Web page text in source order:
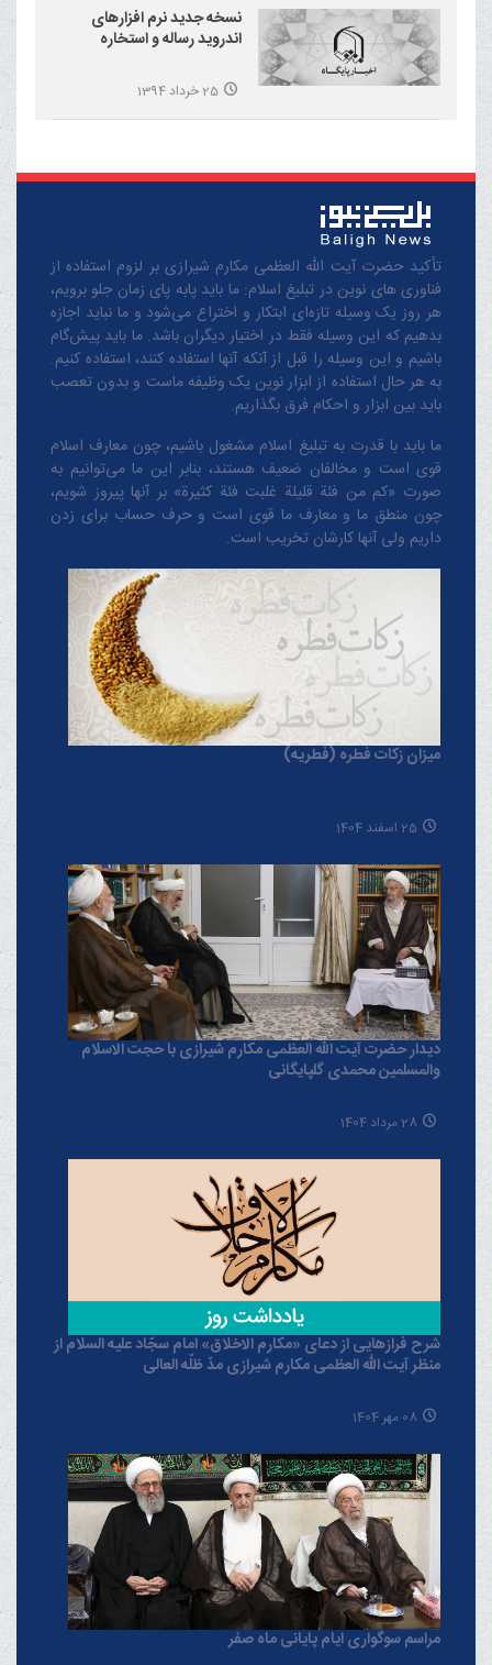
نسخه جدید نرم افزارهای
اندروید رساله و استخاره
25 خرداد 1394
تأکید حضرت آیت الله العظمی مکارم شیرازی بر لزوم استفاده از
فناوری های نوین در تبلیغ اسلام: ما باید پابه پای زمان جلو برویم،
هر روز یک وسیله تازه‌ای ابتکار و اختراع می‌شود و ما نباید اجازه
بدهیم که این وسیله فقط در اختیار دیگران باشد. ما باید پیش‌گام
باشیم و این وسیله را قبل از آنکه آنها استفاده کنند، استفاده کنیم.
به هر حال استفاده از ابزار نوین یک وظیفه ماست و بدون تعصب
باید بین ابزار و احکام فرق بگذاریم.
ما باید با قدرت به تبلیغ اسلام مشغول باشیم، چون معارف اسلام
قوی است و مخالفان ضعیف هستند، بنابر این ما می‌توانیم به
صورت «کم من فئة قلیلة غلبت فئة کثیرة» بر آنها پیروز شویم،
چون منطق‌ ما و معارف ‌ما قوی است و حرف حساب برای زدن
داریم ولی آنها کارشان تخریب است.
میزان زکات فطره (فطریه)
25 اسفند 1404
دیدار حضرت آیت الله العظمی مکارم شیرازی با حجت الاسلام
والمسلمین محمدی گلپایگانی
28 مرداد 1404
شرح فرازهایی از دعای «مکارم الاخلاق» امام سجّاد علیه السلام از
منظر آیت الله العظمی مکارم شیرازی مدّ ظلّه العالی
08 مهر 1404
مراسم سوگواری ایام پایانی ماه صفر